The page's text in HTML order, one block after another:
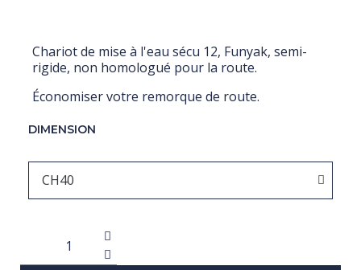
Chariot de mise à l'eau sécu 12, Funyak, semi-
rigide, non homologué pour la route.
Économiser votre remorque de route.
DIMENSION